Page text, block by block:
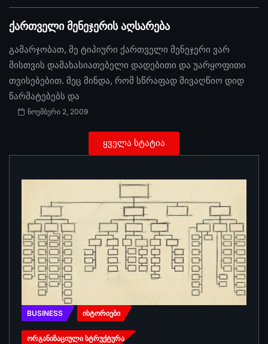
ქართველი მენეჯერის აღსარება
გამარჯობათ, მე ტიპიური ქართველი მენეჯერი ვარ
მისთვის დამახასიათებელი დადებითი და უარყოფითი
თვისებებით. მეც მინდა, რომ სწრაფად მივაღწიო დიდ
წარმატებებს და
ნოემბერი 2, 2009
ყველა სტატია
BUSINESS ᲘᲡᲢᲝᲠᲘᲔᲑᲘ
ᲝᲠᲒᲐᲜᲘᲖᲐᲪᲘᲣᲚᲘ ᲡᲢᲠᲣᲥᲢᲣᲠᲐ